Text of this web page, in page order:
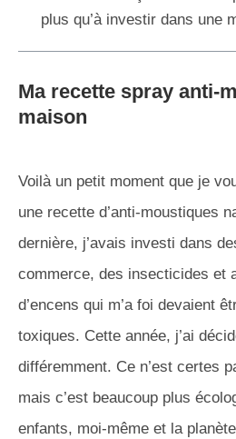
plus qu’à investir dans une
Ma recette spray anti-
maison
Voilà un petit moment que je
une recette d’anti-moustiques
dernière, j’avais investi dans
commerce, des insecticides et
d’encens qui m’a foi devaient
toxiques. Cette année, j’ai
différemment. Ce n’est certes
mais c’est beaucoup plus
enfants, moi-même et la